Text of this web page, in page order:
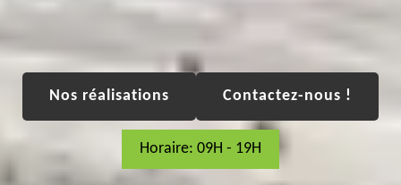
Nos réalisations Contactez-nous !
Horaire: 09H - 19H